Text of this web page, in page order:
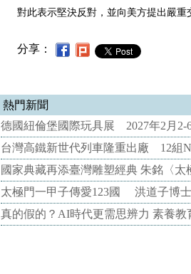
對此表示堅決反對，並向美方提出嚴重
分享：
熱門新聞
德國紐倫堡國際玩具展 2027年2月2-
台灣高鐵新世代列車隆重出廠 12組
國家典藏再添臺灣雕塑經典 朱銘〈
太極門一甲子傳愛123國 洪道子博
真的假的？AI時代更需思辨力 素養